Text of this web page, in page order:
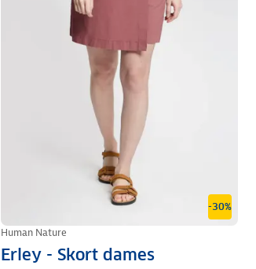
-30%
Human Nature
Erley - Skort dames